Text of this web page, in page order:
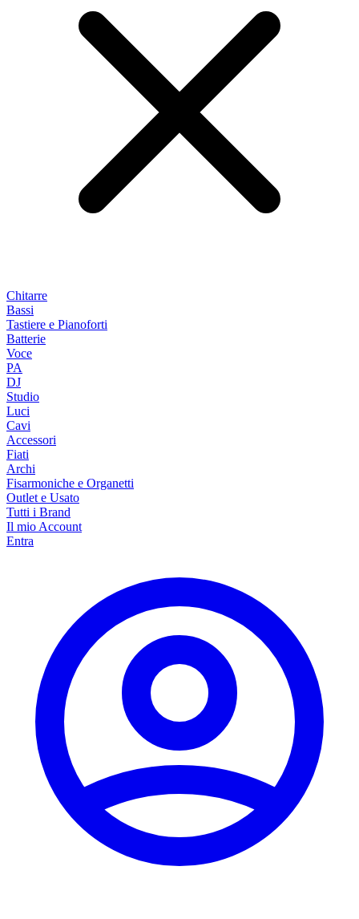
Chitarre
Bassi
Tastiere e Pianoforti
Batterie
Voce
PA
DJ
Studio
Luci
Cavi
Accessori
Fiati
Archi
Fisarmoniche e Organetti
Outlet e Usato
Tutti i Brand
Il mio Account
Entra